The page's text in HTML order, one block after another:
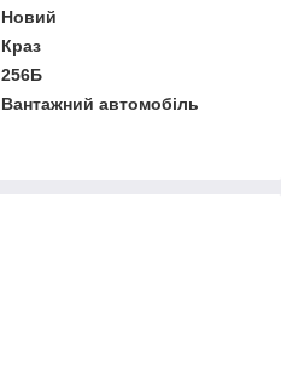
Новий
Краз
256Б
Вантажний автомобіль